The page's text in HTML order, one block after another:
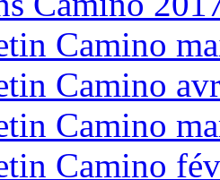
Camino
Camino
Camino
Camino